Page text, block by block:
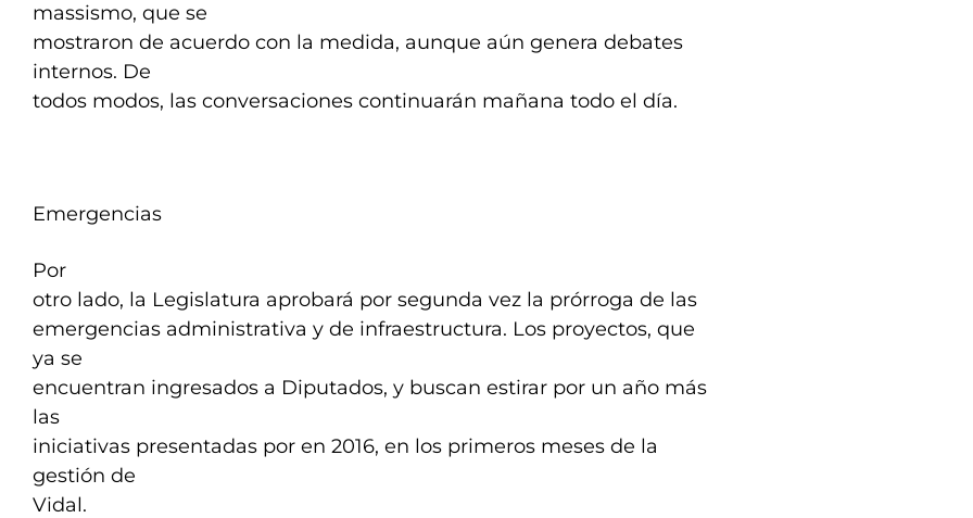
massismo, que se
mostraron de acuerdo con la medida, aunque aún genera debates
internos. De
todos modos, las conversaciones continuarán mañana todo el día.
Emergencias
Por
otro lado, la Legislatura aprobará por segunda vez la prórroga de las
emergencias administrativa y de infraestructura. Los proyectos, que
ya se
encuentran ingresados a Diputados, y buscan estirar por un año más
las
iniciativas presentadas por en 2016, en los primeros meses de la
gestión de
Vidal.